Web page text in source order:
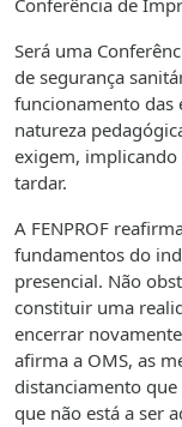
Conferência de
Será uma
de segurança
funcionamento das
natureza
exigem, implicando
tardar.
A FENPROF
fundamentos do
presencial. Não
constituir uma
encerrar
afirma a OMS, as
distanciamento
que não está a ser